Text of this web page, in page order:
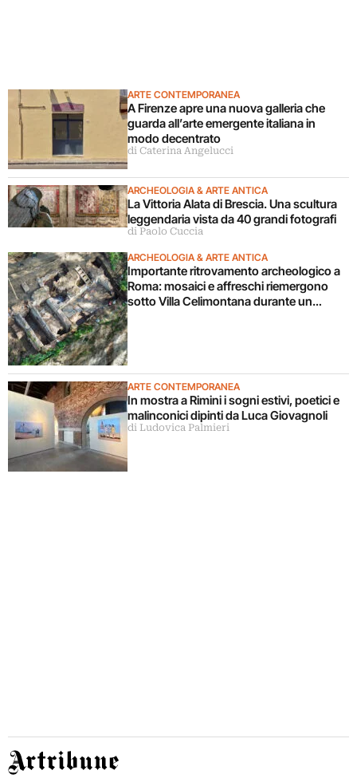
ARTE CONTEMPORANEA
A Firenze apre una nuova galleria che
guarda all’arte emergente italiana in
modo decentrato
di Caterina Angelucci
ARCHEOLOGIA & ARTE ANTICA
La Vittoria Alata di Brescia. Una scultura
leggendaria vista da 40 grandi fotografi
di Paolo Cuccia
ARCHEOLOGIA & ARTE ANTICA
Importante ritrovamento archeologico a
Roma: mosaici e affreschi riemergono
sotto Villa Celimontana durante un
ARTE CONTEMPORANEA
In mostra a Rimini i sogni estivi, poetici e
malinconici dipinti da Luca Giovagnoli
di Ludovica Palmieri
Artribune